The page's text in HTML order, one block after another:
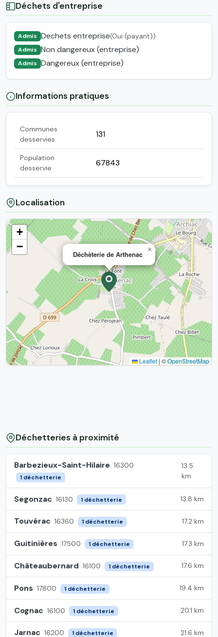
Déchets d'entreprise
Admis Dechets entreprise(Oui (payant))
Admis Non dangereux (entreprise)
Admis Dangereux (entreprise)
Informations pratiques
Communes
desservies
131
Population
desservie
67843
Localisation
Déchèterie de Arthenac
×
+
−
Leaflet | ©OpenStreetMap
Déchetteries à proximité
Barbezieux-Saint-Hilaire 16300
1 déchetterie
13.5
km
Segonzac 16130 1 déchetterie 13.8 km
Touvérac 16360 1 déchetterie 17.2 km
Guitinières 17500 1 déchetterie 17.3 km
Châteaubernard 16100 1 déchetterie 17.6 km
Pons 17800 1 déchetterie 19.4 km
Cognac 16100 1 déchetterie 20.1 km
Jarnac 16200 1 déchetterie 21.6 km